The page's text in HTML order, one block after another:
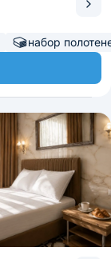
набор